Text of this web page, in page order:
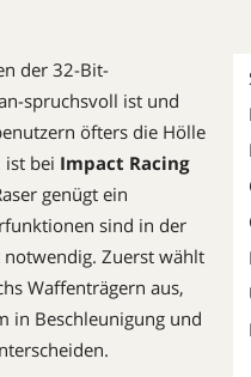
der 32-Bit-
spruchs­voll ist und
öfters die Hölle
ist bei Impact Racing
genügt ein
sind in der
Zuerst wählt
Waffenträgern aus,
in Beschleunigung und